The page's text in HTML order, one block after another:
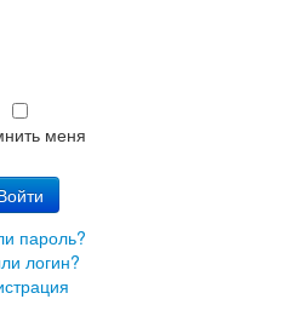
меня
пароль?
логин?